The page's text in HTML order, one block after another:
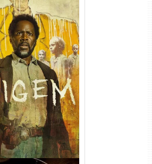
Temporada Torrent
DL 1080p/4K
Áudio